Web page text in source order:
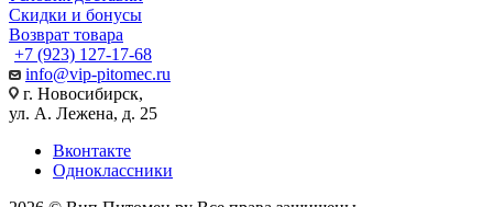
Скидки и бонусы
Возврат товара
+7 (923) 127-17-68
info@vip-pitomec.ru
г. Новосибирск,
ул. А. Лежена, д. 25
Вконтакте
Одноклассники